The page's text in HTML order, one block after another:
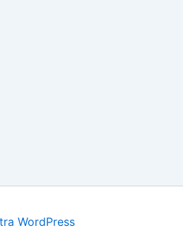
WordPress